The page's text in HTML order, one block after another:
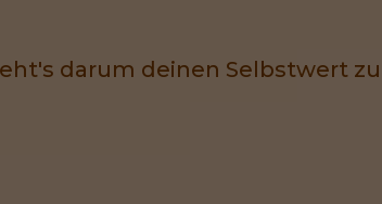
darum deinen Selbstwert